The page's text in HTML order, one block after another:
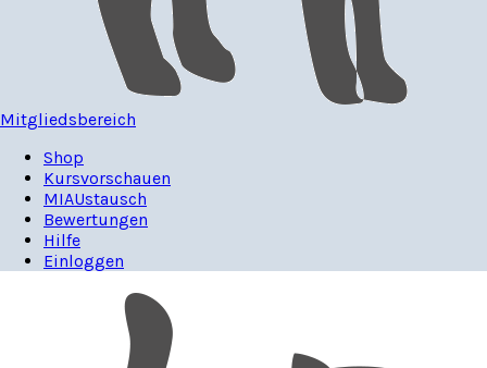
Mitgliedsbereich
Shop
Kursvorschauen
MIAUstausch
Bewertungen
Hilfe
Einloggen